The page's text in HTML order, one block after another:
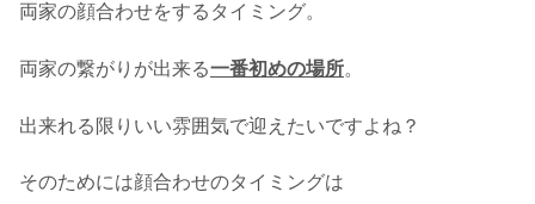
両家の顔合わせをするタイミング。
両家の繋がりが出来る一番初めの場所。
出来れる限りいい雰囲気で迎えたいですよね？
そのためには顔合わせのタイミングは